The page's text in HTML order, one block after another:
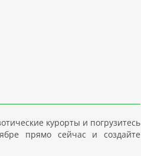
курорты и погрузитесь
прямо сейчас и создайте